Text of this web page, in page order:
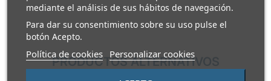
mediante el análisis de sus hábitos de navegación.
Para dar su consentimiento sobre su uso pulse el
botón Acepto.
Política de cookies Personalizar cookies
PRODUCTOS ALTERNATIVOS